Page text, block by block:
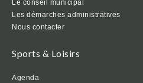
Le conseil municipal
Les démarches administratives
Nous contacter
Sports & Loisirs
Agenda